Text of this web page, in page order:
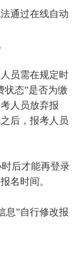
通过在线自动
员需在规定时
状态”是否为缴
人员放弃报
后，报考人员
后才能再登录
名时间。
息”自行修改报